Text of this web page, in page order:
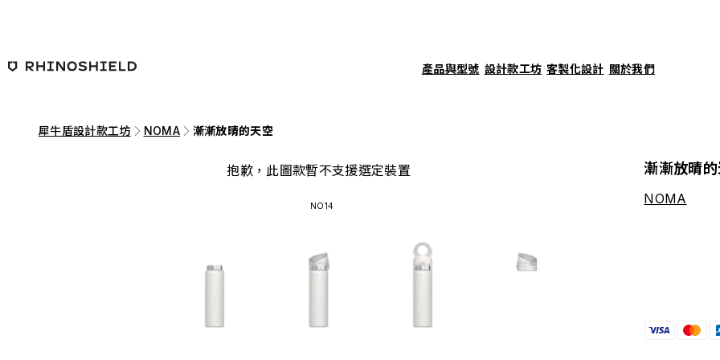
產品與型號 設計款工坊 客製化設計 關於我們
犀牛盾設計款工坊 NOMA 漸漸放晴的天空
抱歉，此圖款暫不支援選定裝置
NO14
漸漸放晴
NOMA